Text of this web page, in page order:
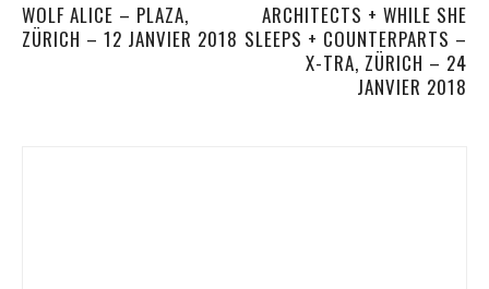
WOLF ALICE – PLAZA,
ZÜRICH – 12 JANVIER 2018
ARCHITECTS + WHILE SHE
SLEEPS + COUNTERPARTS –
X-TRA, ZÜRICH – 24
JANVIER 2018